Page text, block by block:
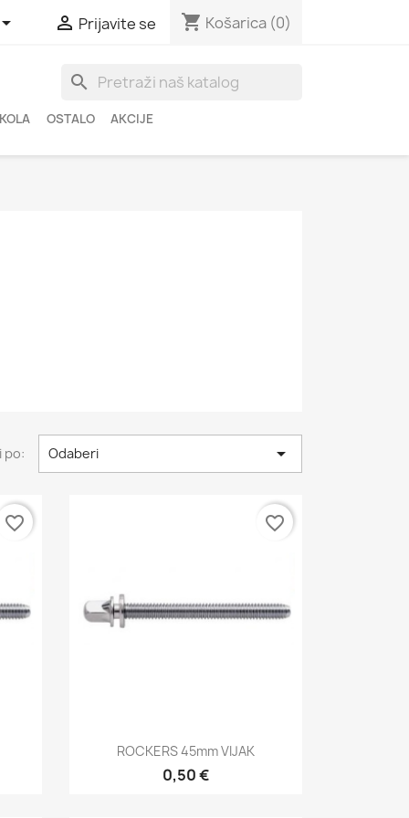
 Prijavite se shopping_cart Košarica (0)
search
OSTALO AKCIJE
po: Odaberi 
favorite_border
Brzi pregled
ROCKERS 45mm VIJAK
0,50 €
favorite_border